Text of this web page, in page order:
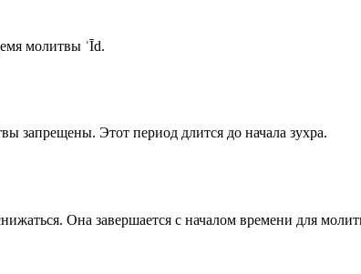
молитвы ʿĪd.
запрещены. Этот период длится до начала зухра.
Она завершается с началом времени для